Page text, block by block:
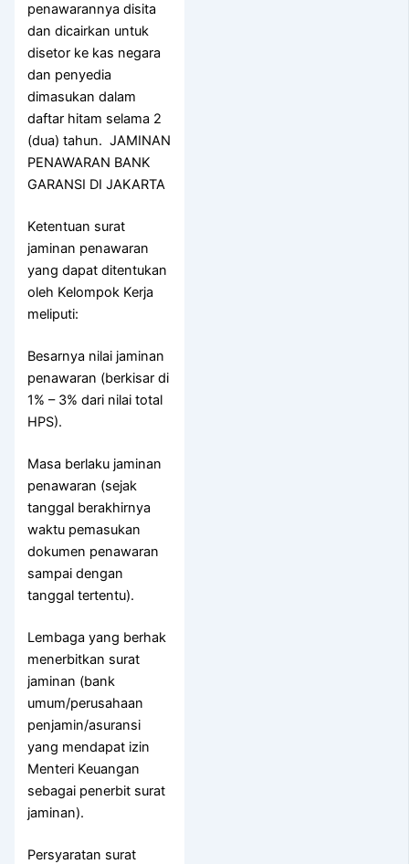
penawarannya disita
dan dicairkan untuk
disetor ke kas negara
dan penyedia
dimasukan dalam
daftar hitam selama 2
(dua) tahun. JAMINAN
PENAWARAN BANK
GARANSI DI JAKARTA
Ketentuan surat
jaminan penawaran
yang dapat ditentukan
oleh Kelompok Kerja
meliputi:
Besarnya nilai jaminan
penawaran (berkisar di
1% – 3% dari nilai total
HPS).
Masa berlaku jaminan
penawaran (sejak
tanggal berakhirnya
waktu pemasukan
dokumen penawaran
sampai dengan
tanggal tertentu).
Lembaga yang berhak
menerbitkan surat
jaminan (bank
umum/perusahaan
penjamin/asuransi
yang mendapat izin
Menteri Keuangan
sebagai penerbit surat
jaminan).
Persyaratan surat